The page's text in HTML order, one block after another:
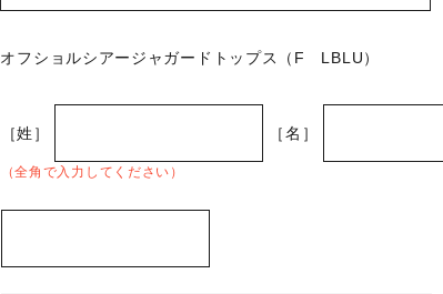
オフショルシアージャガードトップス（F LBLU）
［姓］ ［名］
（全角で入力してください）